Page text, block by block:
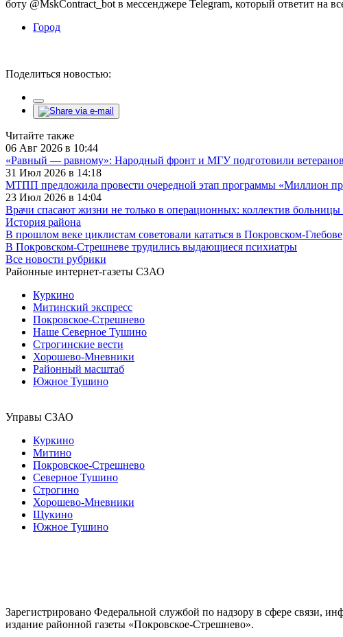
боту @MskContract_bot в мессенджере Telegram, который ответит
Город
Поделиться новостью:
Читайте также
06 Авг 2026 в 10:44
«Равный — равному»: Народный фронт и МГУ подготовили
31 Июл 2026 в 14:18
МТПП предложила провести очередной этап программы «Миллион
23 Июл 2026 в 14:04
Врачи спасают жизни не только в операционных: коллектив
История района
В прошлом веке циклистам советовали кататься в Покровском-Глебове
В Покровском-Стрешневе трудились выдающиеся психиатры
Все новости рубрики
Районные интернет-газеты СЗАО
Куркино
Митинский экспресс
Покровское-Стрешнево
Наше Северное Тушино
Строгинские вести
Хорошево-Мневники
Районный масштаб
Южное Тушино
Управы СЗАО
Куркино
Митино
Покровское-Стрешнево
Северное Тушино
Строгино
Хорошево-Мневники
Щукино
Южное Тушино
Зарегистрировано Федеральной службой по надзору в сфере
издание районной газеты «Покровское-Стрешнево».